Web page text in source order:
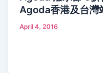
Agoda香港及台灣
April 4, 2016